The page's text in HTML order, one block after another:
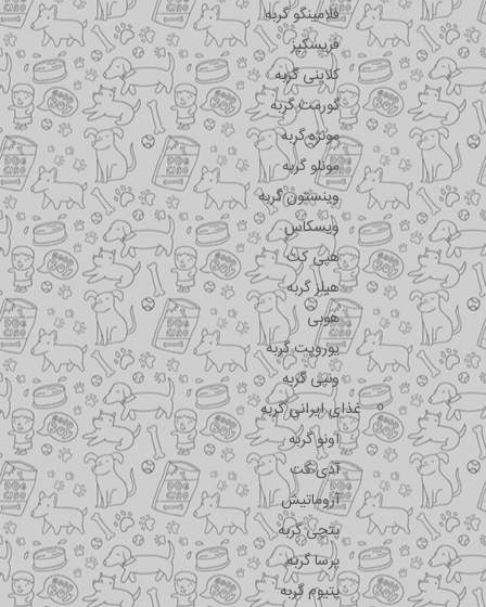
فلامینگو گربه
فریسکیز
کلاینی گربه
گورمت گربه
مونژه گربه
مونلو گربه
وینستون گربه
ویسکاس
هپی کت
هیلز گربه
هوبی
یوروپت گربه
ونپی گربه
غذای ایرانی گربه
اونو گربه
آدی کت
آروماتیش
پتچی گربه
پرسا گربه
پتیوم گربه